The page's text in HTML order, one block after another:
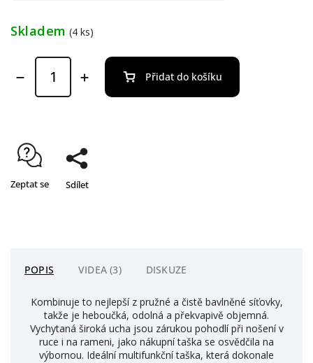
Skladem (4 ks)
Přidat do košíku
Zeptat se Sdílet
POPIS VIDEA (3) DISKUZE
Kombinuje to nejlepší z pružné a čistě bavlněné síťovky,
takže je heboučká, odolná a překvapivě objemná.
Vychytaná široká ucha jsou zárukou pohodlí při nošení v
ruce i na rameni, jako nákupní taška se osvědčila na
výbornou. Ideální multifunkční taška, která dokonale